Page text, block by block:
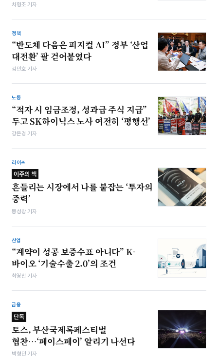
차형조 기자
정책
“반도체 다음은 피지컬 AI” 정부 ‘산업
대전환’ 팔 걷어붙였다
김민호 기자
노동
“적자 시 임금조정, 성과급 주식 지급”
두고 SK하이닉스 노사 여전히 ‘평행선’
강은경 기자
라이프
이주의 책
흔들리는 시장에서 나를 붙잡는 ‘투자의
중력’
봉성창 기자
산업
“계약이 성공 보증수표 아니다” K-
바이오 ‘기술수출 2.0’의 조건
최영찬 기자
금융
단독
토스, 부산국제록페스티벌
협찬…‘페이스페이’ 알리기 나선다
박형민 기자